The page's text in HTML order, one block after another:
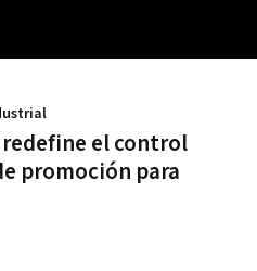
el control
promoción para